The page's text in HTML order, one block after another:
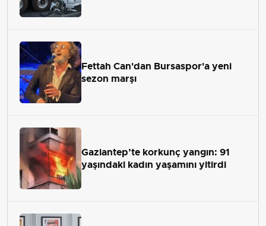
Fettah Can'dan Bursaspor'a yeni
sezon marşı
Gaziantep’te korkunç yangın: 91
yaşındaki kadın yaşamını yitirdi